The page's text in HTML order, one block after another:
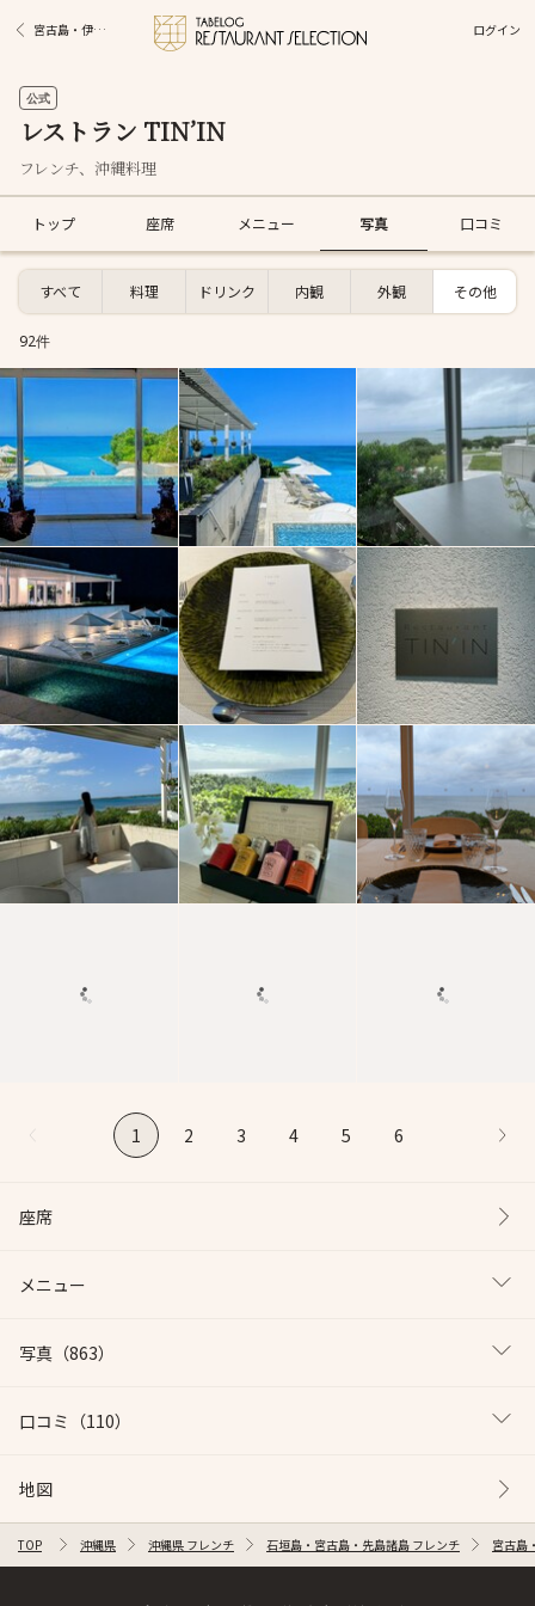
宮古島・伊良部島・多良間島グルメ ログイン
公式
レストラン TIN’IN
フレンチ、沖縄料理
トップ 座席 メニュー 写真 口コミ
すべて 料理 ドリンク 内観 外観 その他
92件
1 2 3 4 5 6
座席
メニュー
写真 （863）
口コミ （110）
地図
TOP 沖縄県 沖縄県 フレンチ 石垣島・宮古島・先島諸島 フレンチ 宮古島